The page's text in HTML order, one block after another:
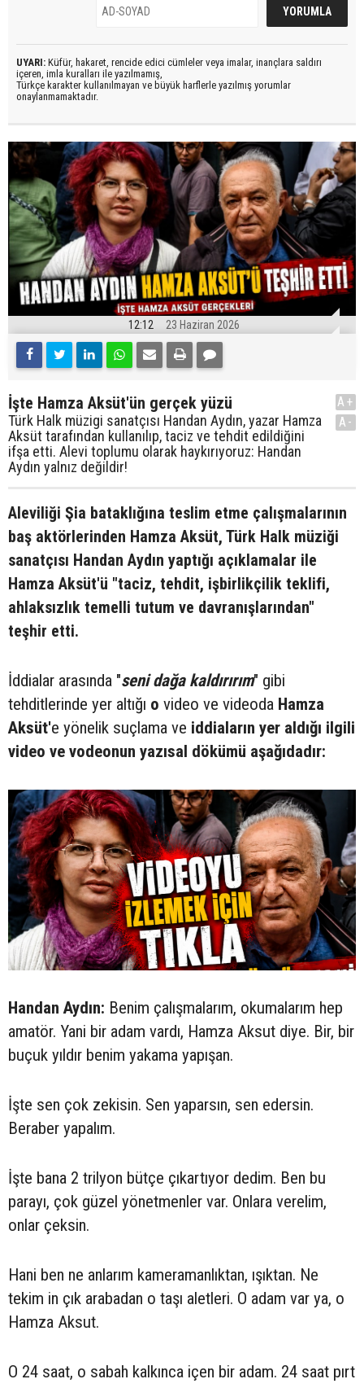
UYARI: Küfür, hakaret, rencide edici cümleler veya imalar, inançlara saldırı
içeren, imla kuralları ile yazılmamış,
Türkçe karakter kullanılmayan ve büyük harflerle yazılmış yorumlar
onaylanmamaktadır.
12:12 23 Haziran 2026
İşte Hamza Aksüt'ün gerçek yüzü
Türk Halk müzigi sanatçısı Handan Aydın, yazar Hamza
Aksüt tarafından kullanılıp, taciz ve tehdit edildiğini
ifşa etti. Alevi toplumu olarak haykırıyoruz: Handan
Aydın yalnız değildir!
A+
A-
Aleviliği Şia bataklığına teslim etme çalışmalarının
baş aktörlerinden Hamza Aksüt, Türk Halk müziği
sanatçısı Handan Aydın yaptığı açıklamalar ile
Hamza Aksüt'ü "taciz, tehdit, işbirlikçilik teklifi,
ahlaksızlık temelli tutum ve davranışlarından"
teşhir etti.
İddialar arasında "seni dağa kaldırırım" gibi
tehditlerinde yer altığı o video ve videoda Hamza
Aksüt'e yönelik suçlama ve iddiaların yer aldığı ilgili
video ve vodeonun yazısal dökümü aşağıdadır:
Handan Aydın: Benim çalışmalarım, okumalarım hep
amatör. Yani bir adam vardı, Hamza Aksut diye. Bir, bir
buçuk yıldır benim yakama yapışan.
İşte sen çok zekisin. Sen yaparsın, sen edersin.
Beraber yapalım.
İşte bana 2 trilyon bütçe çıkartıyor dedim. Ben bu
parayı, çok güzel yönetmenler var. Onlara verelim,
onlar çeksin.
Hani ben ne anlarım kameramanlıktan, ışıktan. Ne
tekim in çık arabadan o taşı aletleri. O adam var ya, o
Hamza Aksut.
O 24 saat, o sabah kalkınca içen bir adam. 24 saat pırt